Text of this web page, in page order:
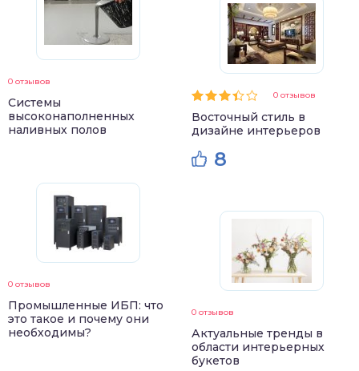
0 отзывов
Системы
высоконаполненных
наливных полов
0 отзывов
Промышленные ИБП: что
это такое и почему они
необходимы?
0 отзывов
Восточный стиль в
дизайне интерьеров
8
0 отзывов
Актуальные тренды в
области интерьерных
букетов